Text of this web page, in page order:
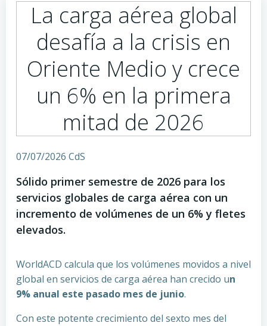
La carga aérea global
desafía a la crisis en
Oriente Medio y crece
un 6% en la primera
mitad de 2026
07/07/2026 CdS
Sólido primer semestre de 2026 para los
servicios globales de carga aérea con un
incremento de volúmenes de un 6% y fletes
elevados.
WorldACD calcula que los volúmenes movidos a nivel
global en servicios de carga aérea han crecido un
9% anual este pasado mes de junio.
Con este potente crecimiento del sexto mes del